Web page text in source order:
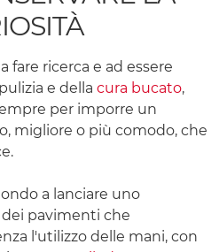
fare ricerca e ad essere
e della cura bucato,
per imporre un
migliore o più comodo, che
a lanciare uno
pavimenti che
l'utilizzo delle mani, con